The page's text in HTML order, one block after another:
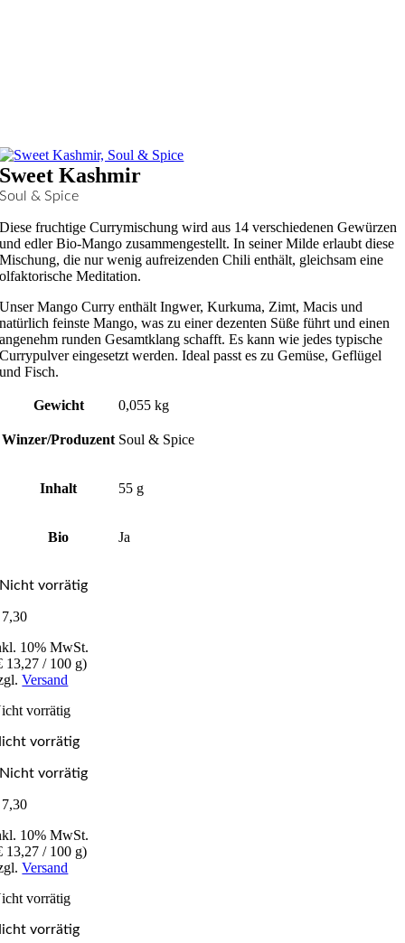
Sweet Kashmir
Soul & Spice
Diese fruchtige Currymischung wird aus 14 verschiedenen Gewürzen
und edler Bio-Mango zusammengestellt. In seiner Milde erlaubt diese
Mischung, die nur wenig aufreizenden Chili enthält, gleichsam eine
olfaktorische Meditation.
Unser Mango Curry enthält Ingwer, Kurkuma, Zimt, Macis und
natürlich feinste Mango, was zu einer dezenten Süße führt und einen
angenehm runden Gesamtklang schafft. Es kann wie jedes typische
Currypulver eingesetzt werden. Ideal passt es zu Gemüse, Geflügel
und Fisch.
Gewicht 0,055 kg
Winzer/Produzent Soul & Spice
Inhalt 55 g
Bio Ja
Nicht vorrätig
10% MwSt.
13,27 / 100 g)
Versand
vorrätig
vorrätig
Nicht vorrätig
10% MwSt.
13,27 / 100 g)
Versand
vorrätig
vorrätig